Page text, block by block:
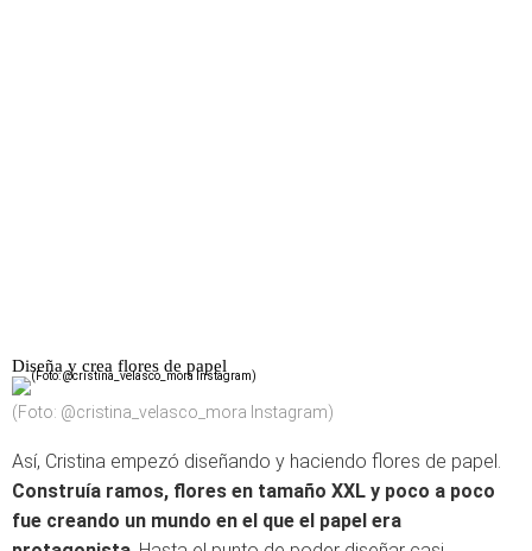
Diseña y crea flores de papel
(Foto: @cristina_velasco_mora Instagram)
Así, Cristina empezó diseñando y haciendo flores de papel.
Construía ramos, flores en tamaño XXL y poco a poco
fue creando un mundo en el que el papel era